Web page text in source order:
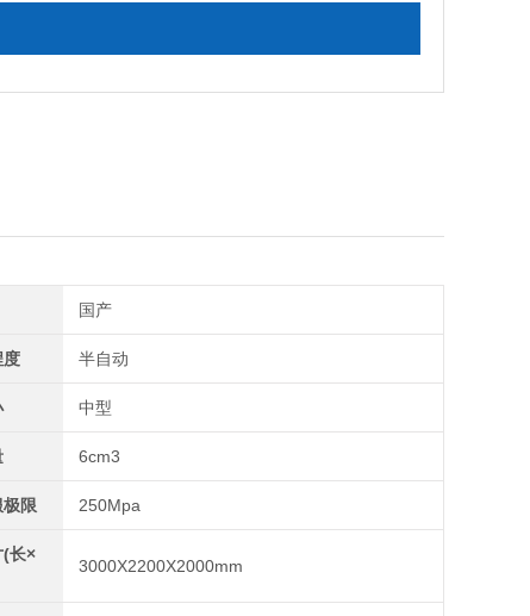
国产
度 半自动
中型
6cm3
限 250Mpa
(长×
3000X2200X2000mm